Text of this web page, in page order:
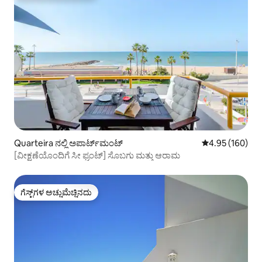
Quarteira ನಲ್ಲಿ ಅಪಾರ್ಟ್‌ಮಂಟ್ 5 ರಲ್ಲಿ 4.95
4.95 (160)
[ವೀಕ್ಷಣೆಯೊಂದಿಗೆ ಸೀ ಫ್ರಂಟ್] ಸೊಬಗು ಮತ್ತು ಆರಾಮ
ಗೆಸ್ಟ್‌ಗಳ ಅಚ್ಚುಮೆಚ್ಚಿನದು
ಗೆಸ್ಟ್‌ಗಳ ಅಚ್ಚುಮೆಚ್ಚಿನದು